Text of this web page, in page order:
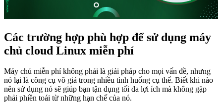
Các trường hợp phù hợp để sử dụng máy
chủ cloud Linux miễn phí
Máy chủ miễn phí không phải là giải pháp cho mọi vấn đề, nhưng
nó lại là công cụ vô giá trong nhiều tình huống cụ thể. Biết khi nào
nên sử dụng nó sẽ giúp bạn tận dụng tối đa lợi ích mà không gặp
phải phiền toái từ những hạn chế của nó.